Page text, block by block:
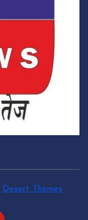
Desert Themes